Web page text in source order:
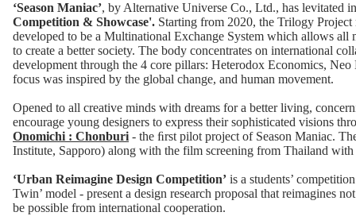
‘Season Maniac’, by Alternative Universe Co., Ltd., has levitated
Competition & Showcase'. Starting from 2020, the Trilogy
developed to be a Multinational Exchange System which allows all
to create a better society. The body concentrates on international
development through the 4 core pillars: Heterodox Economics,
focus was inspired by the global change, and human movement.
Opened to all creative minds with dreams for a better living,
encourage young designers to express their sophisticated visions
Onomichi : Chonburi - the ﬁrst pilot project of Season Maniac.
Institute, Sapporo) along with the film screening from Thailand
‘Urban Reimagine Design Competition’ is a students’
Twin’ model - present a design research proposal that reimagines
be possible from international cooperation.